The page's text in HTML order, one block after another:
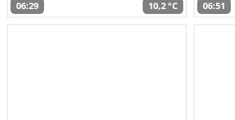
06:29 10,2 °C 06:51